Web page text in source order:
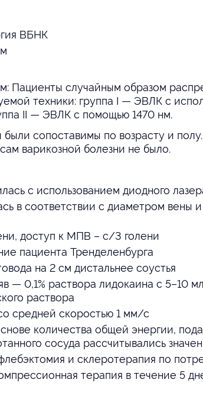
ВБНК
Пациенты случайным образом
техники: группа I — ЭВЛК с
II — ЭВЛК с помощью 1470 нм.
сопоставимы по возрасту и
варикозной болезни не было.
с использованием диодного
в соответствии с диаметром вены
доступ к МПВ – с/3 голени
пациента Тренделенбурга
на 2 см дистальнее соустья
— 0,1% раствора лидокаина с 5–10
раствора
средней скоростью 1 мм/с
количества общей энергии,
сосуда рассчитывались
и склеротерапия по
терапия в течение 5